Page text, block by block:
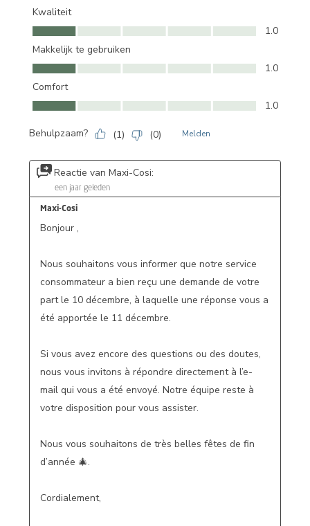
Kwaliteit
Kwaliteit, 1.0 van 5
1.0
Makkelijk te gebruiken
Makkelijk te gebruiken, 1.0 van 5
1.0
Comfort
Comfort, 1.0 van 5
1.0
Behulpzaam? (1) (0) Melden
Reactie van Maxi-Cosi:
een jaar geleden
Maxi-Cosi
Bonjour ,
Nous souhaitons vous informer que notre service
consommateur a bien reçu une demande de votre
part le 10 décembre, à laquelle une réponse vous a
été apportée le 11 décembre.
Si vous avez encore des questions ou des doutes,
nous vous invitons à répondre directement à l’e-
mail qui vous a été envoyé. Notre équipe reste à
votre disposition pour vous assister.
Nous vous souhaitons de très belles fêtes de fin
d’année 🎄.
Cordialement,